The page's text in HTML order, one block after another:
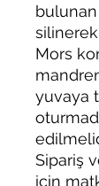
Mors
yuvaya
Sipariş
için